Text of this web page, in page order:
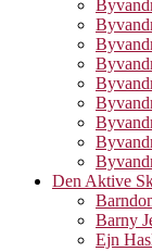
Den Aktive
Barny
Ejn